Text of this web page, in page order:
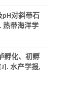
pH对斜带石
热带海洋学
孵化、初孵
水产学报,